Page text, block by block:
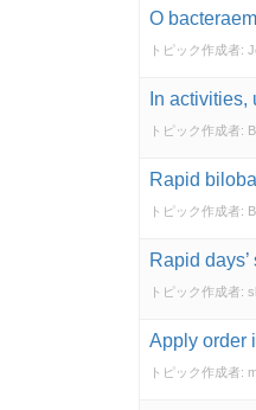
O
トピック作成者:
In
トピック作成者:
Rapid
トピック作成者:
Rapid
トピック作成者:
Apply order
トピック作成者: